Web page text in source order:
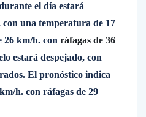
el día estará
una temperatura de 17
26 km/h. con ráfagas de 36
estará despejado, con
El pronóstico indica
h. con ráfagas de 29